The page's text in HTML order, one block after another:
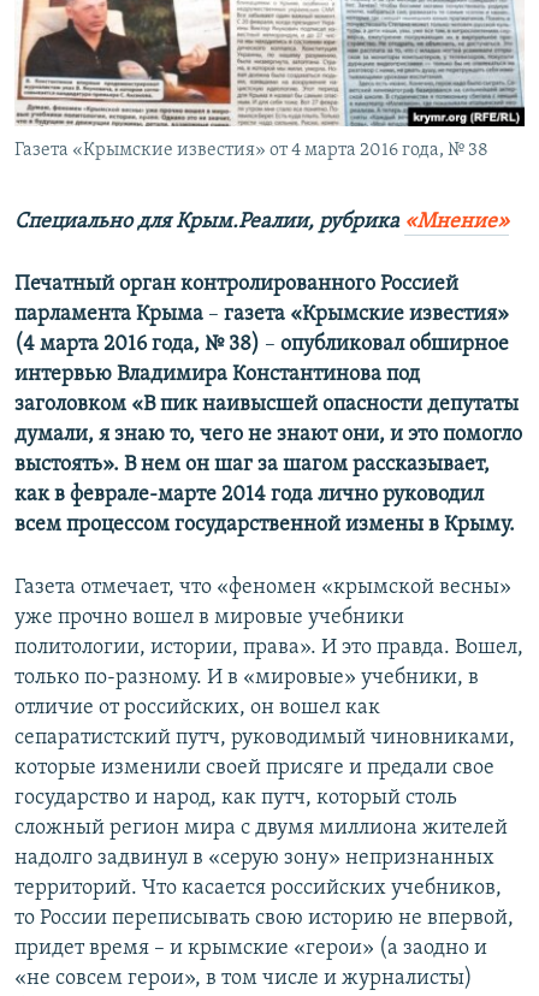
ПОБЕДИТЕЛЕЙ НЕ СУДЯТ?
КРЫМ.НЕПОКОРЕННЫЙ
ELIFBE
УКРАИНСКАЯ ПРОБЛЕМА КРЫМА
ПРИСОЕДИНЯЙТЕСЬ!
Газета «Крымские известия» от 4 марта 2016 года, № 38
Специально для Крым.Реалии, рубрика «Мнение»
Печатный орган контролированного Россией
парламента Крыма – газета «Крымские известия»
(4 марта 2016 года, № 38) – опубликовал обширное
интервью Владимира Константинова под
заголовком «В пик наивысшей опасности депутаты
думали, я знаю то, чего не знают они, и это помогло
выстоять». В нем он шаг за шагом рассказывает,
как в феврале-марте 2014 года лично руководил
всем процессом государственной измены в Крыму.
Газета отмечает, что «феномен «крымской весны»
уже прочно вошел в мировые учебники
политологии, истории, права». И это правда. Вошел,
только по-разному. И в «мировые» учебники, в
отличие от российских, он вошел как
сепаратистский путч, руководимый чиновниками,
которые изменили своей присяге и предали свое
государство и народ, как путч, который столь
сложный регион мира с двумя миллиона жителей
надолго задвинул в «серую зону» непризнанных
территорий. Что касается российских учебников,
то России переписывать свою историю не впервой,
придет время – и крымские «герои» (а заодно и
«не совсем герои», в том числе и журналисты)